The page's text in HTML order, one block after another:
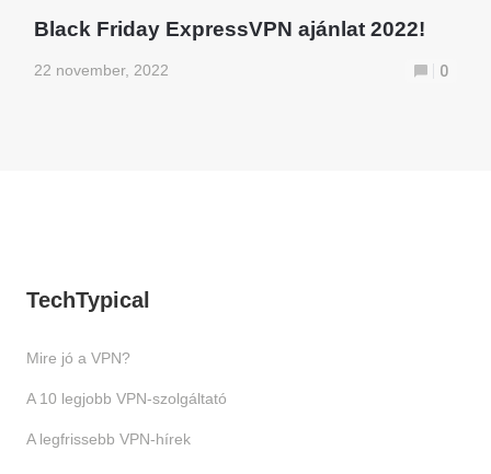
Black Friday ExpressVPN ajánlat 2022!
22 november, 2022 0
TechTypical
Mire jó a VPN?
A 10 legjobb VPN-szolgáltató
A legfrissebb VPN-hírek